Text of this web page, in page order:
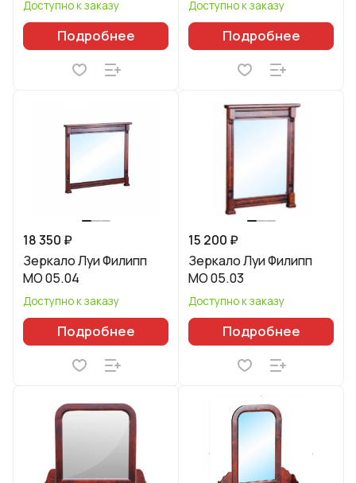
Доступно к заказу
Подробнее
Доступно к заказу
Подробнее
18 350 ₽
Зеркало Луи Филипп
МО 05.04
Доступно к заказу
Подробнее
15 200 ₽
Зеркало Луи Филипп
МО 05.03
Доступно к заказу
Подробнее